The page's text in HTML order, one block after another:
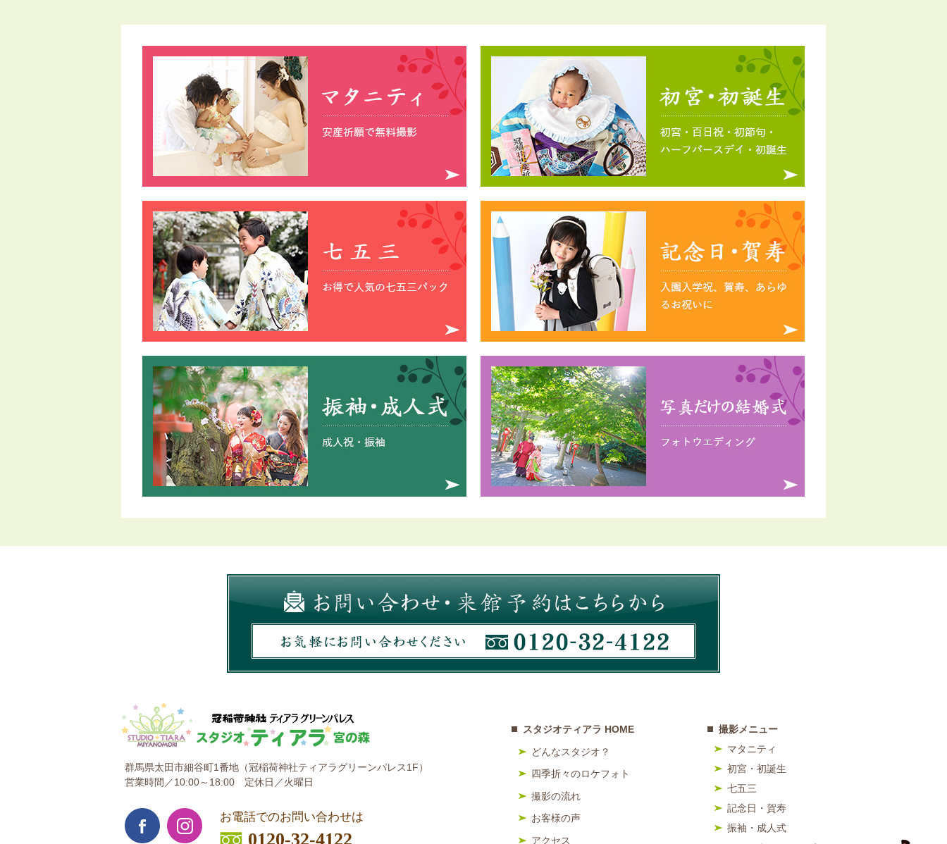
スタジオティアラ HOME
どんなスタジオ？
四季折々のロケフォト
撮影の流れ
お客様の声
アクセス
撮影メニュー
マタニティ
初宮・初誕生
七五三
記念日・賀寿
振袖・成人式
群馬県太田市細谷町1番地（冠稲荷神社ティアラグリーンパレス1F）
営業時間／10:00～18:00 定休日／火曜日
お電話でのお問い合わせは
0120-32-4122